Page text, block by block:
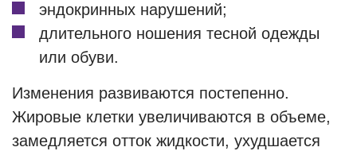
эндокринных нарушений;
длительного ношения тесной одежды
или обуви.
Изменения развиваются постепенно.
Жировые клетки увеличиваются в объеме,
замедляется отток жидкости, ухудшается